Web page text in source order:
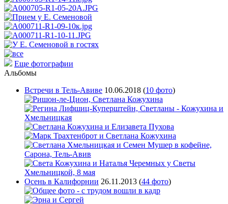
Еще фотографии
Альбомы
Встречи в Тель-Авиве 10.06.2018 (10 фото)
Осень в Калифорнии 26.11.2013 (44 фото)